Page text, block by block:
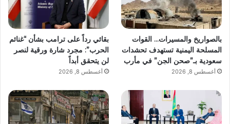
بالصواريخ والمسيرات… القوات
المسلحة اليمنية تستهدف تحشدات
سعودية بـ”صحن الجن” في مأرب
أغسطس 8, 2026
بقائي رداً على ترامب بشأن “غنائم
الحرب”: مجرد شارة ورقية لنصر
لن يتحقق أبداً
أغسطس 8, 2026